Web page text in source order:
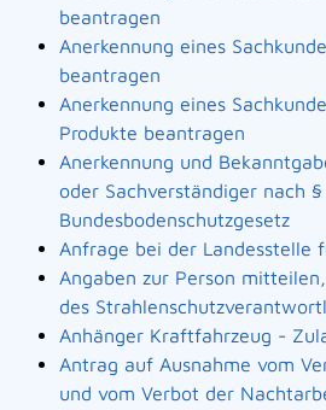
beantragen
Anerkennung eines
beantragen
Anerkennung eines
Produkte beantragen
Anerkennung und
oder Sachverständiger nach §
Bundesbodenschutzgesetz
Anfrage bei der Landesstelle
Angaben zur Person
des
Anhänger Kraftfahrzeug -
Antrag auf Ausnahme vom
und vom Verbot der